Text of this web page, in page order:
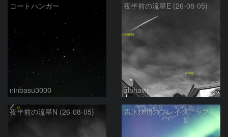
コートハンガー
ninbasu3000
夜半前の流星E (26-08-05)
alphavir
夜半前の流星N (26-08-05) 霧氷狭間のブレイクアップ